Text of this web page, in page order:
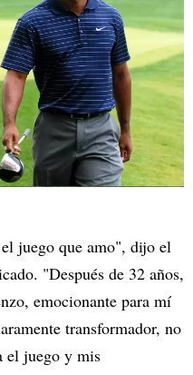
juego que amo", dijo el
"Después de 32 años,
emocionante para mí
transformador, no
el juego y mis